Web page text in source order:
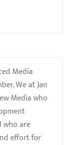
Media
We at Jan
Media who
who are
effort for